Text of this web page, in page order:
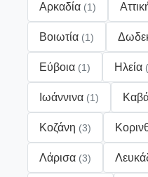
Αρκαδία (1)
Βοιωτία (1)
Εύβοια (1) Ηλεία
Ιωάννινα (1)
Κοζάνη (3)
Λάρισα (3)